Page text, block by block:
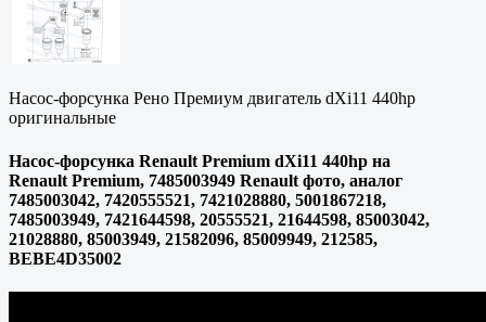
Насос-форсунка Рено Премиум двигатель dXi11 440hp
оригинальные
Насос-форсунка Renault Premium dXi11 440hp на
Renault Premium, 7485003949 Renault фото, аналог
7485003042, 7420555521, 7421028880, 5001867218,
7485003949, 7421644598, 20555521, 21644598, 85003042,
21028880, 85003949, 21582096, 85009949, 212585,
BEBE4D35002